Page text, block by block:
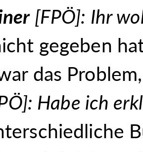
[FPÖ]: Ihr
gegeben
das
Habe ich